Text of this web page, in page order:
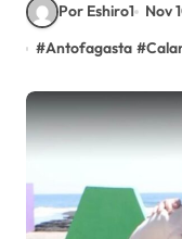
Por Eshiro1 Nov
#Antofagasta #